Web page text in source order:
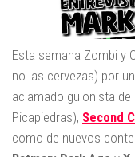
Esta semana Zombi y
no las cervezas) por
aclamado guionista
Picapiedras), Second
como de nuevos